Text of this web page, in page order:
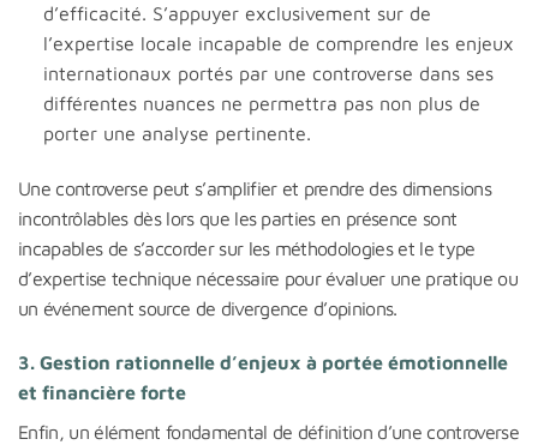
d’efficacité. S’appuyer exclusivement sur de
l’expertise locale incapable de comprendre les enjeux
internationaux portés par une controverse dans ses
différentes nuances ne permettra pas non plus de
porter une analyse pertinente.
Une controverse peut s’amplifier et prendre des dimensions
incontrôlables dès lors que les parties en présence sont
incapables de s’accorder sur les méthodologies et le type
d’expertise technique nécessaire pour évaluer une pratique ou
un événement source de divergence d’opinions.
3. Gestion rationnelle d’enjeux à portée émotionnelle
et financière forte
Enfin, un élément fondamental de définition d’une controverse